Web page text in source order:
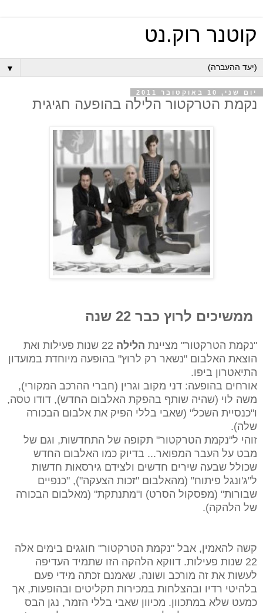
קוטנר רוק.נט
▼
יום שני, 10 באוקטובר 2011
נקמת הטרקטור הלילה בהופעה חגיגית
ממשיכים לרוץ כבר 22 שנה
"נקמת הטרקטור" מציינת הלילה
22 שנות פעילות ואת
הוצאת האלבום "נשאר רק לרוץ" בהופעה מיוחדת במועדון
התיאטרון ביפו.
אורחים בהופעה: דני מקוב וגרין (חברי ההרכב המקורי),
משה לוי (שהיה שותף בהפקת האלבום החדש), דודו טסה,
ו"כנסיית השכל" (שאבי בללי הפיק את אלבום הבכורה
שלה).
זוהי ל"נקמת הטרקטור" תקופה של התחדשות, וגם של
מבט על העבר המפואר... בדיוק כמו האלבום החדש
שכולל שבעה שירים חדשים ולצידם גירסאות חדשות
ל"ג'ונגל פיתוח" (מהאלבום "זכות הצעקה"), "כנפיים
שבורות" (מפסקול הסרט) ו"מתנתקת" (מאלבום הבכורה
של הלהקה).
קשה להאמין, אבל "נקמת הטרקטור" חוגגים בימים אלה
22 שנות פעילות. דווקא הלהקה הזו שתמיד העדיפה
לעשות את זה מורכב ושונה, שאמנם זכתה מידי פעם
בלהיטי רדיו ובהצלחות במכירות תקליטים ובהופעות, אך
כמעט שלא במתכוון. מכיוון שאבי בללי הזמר, נגן הבס